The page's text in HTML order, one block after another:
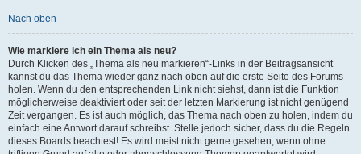
Nach oben
Wie markiere ich ein Thema als neu?
Durch Klicken des „Thema als neu markieren“-Links in der Beitragsansicht
kannst du das Thema wieder ganz nach oben auf die erste Seite des Forums
holen. Wenn du den entsprechenden Link nicht siehst, dann ist die Funktion
möglicherweise deaktiviert oder seit der letzten Markierung ist nicht genügend
Zeit vergangen. Es ist auch möglich, das Thema nach oben zu holen, indem du
einfach eine Antwort darauf schreibst. Stelle jedoch sicher, dass du die Regeln
dieses Boards beachtest! Es wird meist nicht gerne gesehen, wenn ohne